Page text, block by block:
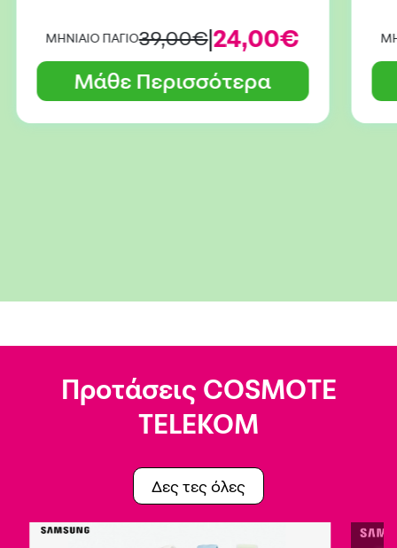
ΜΗΝΙΑΙΟ ΠΑΓΙΟ39,00€|24,00€
Μάθε Περισσότερα
Προτάσεις COSMOTE
TELEKOM
Δες τες όλες